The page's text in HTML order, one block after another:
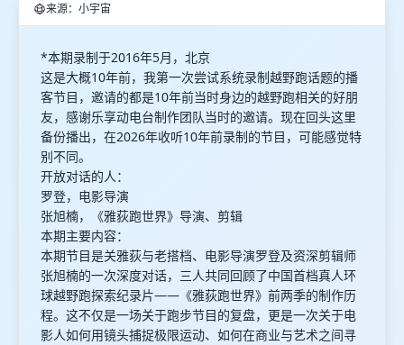
来源：小宇宙
*本期录制于2016年5月，北京
这是大概10年前，我第一次尝试系统录制越野跑话题的播
客节目，邀请的都是10年前当时身边的越野跑相关的好朋
友，感谢乐享动电台制作团队当时的邀请。现在回头这里
备份播出，在2026年收听10年前录制的节目，可能感觉特
别不同。
开放对话的人：
罗登，电影导演
张旭楠，《雅荻跑世界》导演、剪辑
本期主要内容：
本期节目是关雅荻与老搭档、电影导演罗登及资深剪辑师
张旭楠的一次深度对话，三人共同回顾了中国首档真人环
球越野跑探索纪录片——《雅荻跑世界》前两季的制作历
程。这不仅是一场关于跑步节目的复盘，更是一次关于电
影人如何用镜头捕捉极限运动、如何在商业与艺术之间寻